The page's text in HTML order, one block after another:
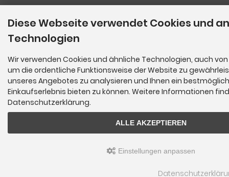
Diese Webseite verwendet Cookies und
Technologien
Wir verwenden Cookies und ähnliche Technologien, auch
um die ordentliche Funktionsweise der Website zu
unseres Angebotes zu analysieren und Ihnen ein
Einkaufserlebnis bieten zu können. Weitere Informationen
Datenschutzerklärung.
ALLE AKZEPTIEREN
Einstellungen anpassen